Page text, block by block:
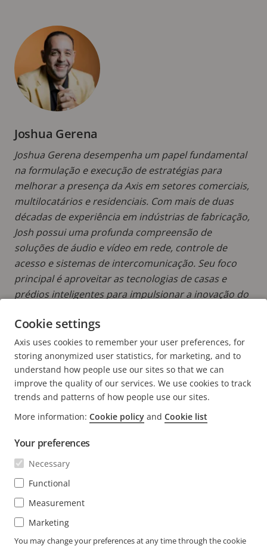
Joshua Gerena
Joshua Gerena desempenha um papel fundamental
na formulação e execução de estratégias para
melhorar a presença da Axis em setores comerciais,
multilocatários e residenciais. Com mais de duas
décadas de experiência em indústrias de fabricação,
Josh possui uma profunda compreensão de
soluções de áudio e vídeo em rede, controle de
acesso e sistemas de intercomunicação. Seu foco
principal é aproveitar as tecnologias de casas e
prédios inteligentes para impulsionar a inovação do
LER MAIS POSTAGENS DE JOSHUA
FOOTER
CONTATO
Fale conosco
Experience Center
NOTÍCIAS E HISTÓRIAS
Histórias de clientes
Life at Axis
Engineering at Axis
ASSINAR
Assine nosso boletim informativo
Assine os emails de notificação de segurança da Axis
Cookie settings
Axis uses cookies to remember your user preferences, for
storing anonymized user statistics, for marketing, and to
understand how people use our sites so that we can
improve the quality of our services. We use cookies to track
trends and patterns of how people use our sites.
More information: Cookie policy and Cookie list
Your preferences
Necessary
Functional
Measurement
Marketing
You may change your preferences at any time through the cookie